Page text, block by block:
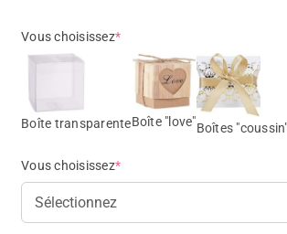
Vous choisissez*
Boîte transparenteBoîte "love"Boîtes
Vous choisissez*